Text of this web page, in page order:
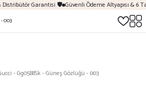
Garantisi 🛡️ Güvenli Ödeme Altyapısı & 6
- Gg0588Sk - Güneş Gözlüğü - 003